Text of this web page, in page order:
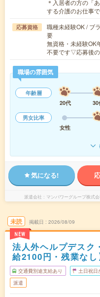
＊入居者の方の「
する介護のお仕事
応募資格
職種未経験OK / ブ
要
無資格・未経験
不要です▽応募後
職場の雰囲気
年齢層
20代
30
男女比率
女性
気になる!
派遣会社 マンパワーグループ株式
未読
NEW
掲載日 2026/08/09
法人外ヘルプデスク
給2100円・残業な
交通費別途支給あり 土日祝日
派遣